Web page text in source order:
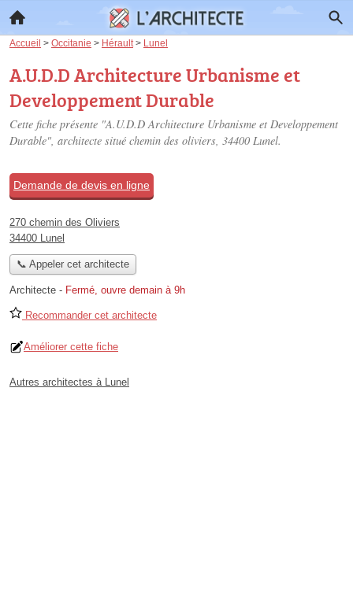
Accueil > Occitanie > Hérault > Lunel
A.U.D.D Architecture Urbanisme et
Developpement Durable
Cette fiche présente "A.U.D.D Architecture Urbanisme et Developpement
Durable", architecte situé chemin des oliviers, 34400 Lunel.
Demande de devis en ligne
270 chemin des Oliviers
34400 Lunel
📞 Appeler cet architecte
Architecte - Fermé, ouvre demain à 9h
Recommander cet architecte
Améliorer cette fiche
Autres architectes à Lunel